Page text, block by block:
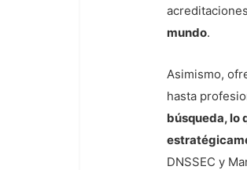
mundo.
Asimismo,
hasta
búsqueda, lo
DNSSEC y